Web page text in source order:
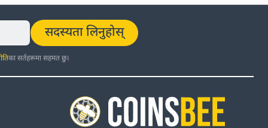
सदस्यता लिनुहोस्
का सर्तहरूमा सहमत छु।